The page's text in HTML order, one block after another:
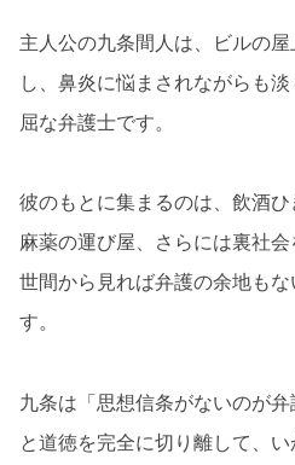
主人公の九条間人は、ビルの
し、鼻炎に悩まされながらも
屈な弁護士です。
彼のもとに集まるのは、飲酒
麻薬の運び屋、さらには裏社会
世間から見れば弁護の余地も
す。
九条は「思想信条がないのが
と道徳を完全に切り離して、